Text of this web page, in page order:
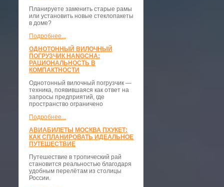
Планируете заменить старые рамы
или установить новые стеклопакеты
в доме?
Подробнее...
ОДНОТОННЫЙ ВИЛОЧНЫЙ
ПОГРУЗЧИК HANGCHA:
РАЦИОНАЛЬНОСТЬ В
КОМПАКТНОСТИ
​Однотонный вилочный погрузчик —
техника, появившаяся как ответ на
запросы предприятий, где
пространство ограничено
Подробнее...
АВИАБИЛЕТЫ МОСКВА ПХУКЕТ:
КАК СПЛАНИРОВАТЬ ИДЕАЛЬНОЕ
ПУТЕШЕСТВИЕ
Путешествие в тропический рай
становится реальностью благодаря
удобным перелётам из столицы
России.